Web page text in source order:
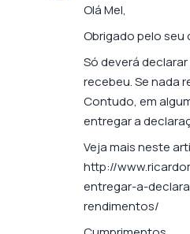
Olá Mel,
Obrigado pelo seu
Só deverá
recebeu. Se nada
Contudo, em
entregar a
Veja mais neste
http://
entregar-a-
rendimentos/